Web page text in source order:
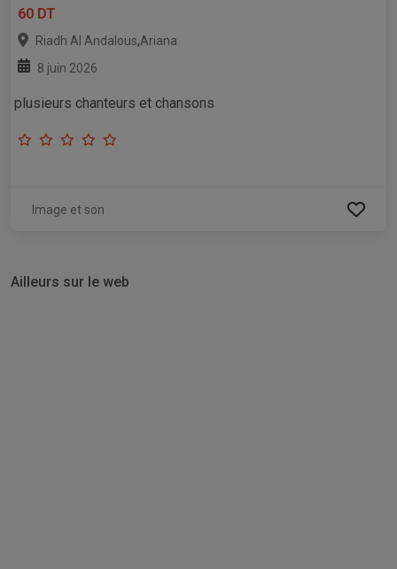
60 DT
Riadh Al Andalous,Ariana
8 juin 2026
plusieurs chanteurs et chansons
Image et son
Ailleurs sur le web